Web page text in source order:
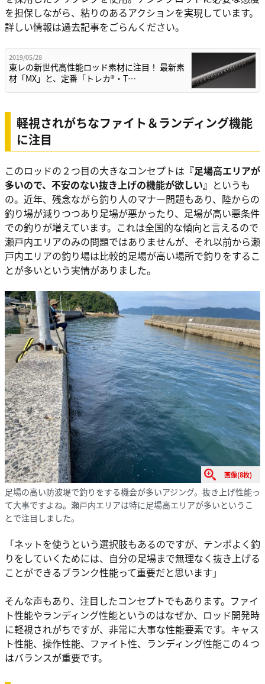
を担保しながら、粘りのあるアクションを実現しています。
詳しい情報は過去記事をごらんください。
2019/05/28
東レの新世代高性能ロッド素材に注目！ 最新素
材「MX」と、定番「トレカ®・T…
軽視されがちなファイト＆ランディング機能
に注目
このロッドの２つ目の大きなコンセプトは 『足場高エリアが
多いので、不安のない抜き上げの機能が欲しい』 というも
の。近年、残念ながら釣り人のマナー問題もあり、陸からの
釣り場が減りつつあり足場が悪かったり、足場が高い悪条件
での釣りが増えています。これは全国的な傾向と言えるので
瀬戸内エリアのみの問題ではありませんが、それ以前から瀬
戸内エリアの釣り場は比較的足場が高い場所で釣りをするこ
とが多いという実情がありました。
画像(8枚)
足場の高い防波堤で釣りをする機会が多いアジング。抜き上げ性能っ
て大事ですよね。瀬戸内エリアは特に足場高エリアが多いというこ
とで注目しました。
「ネットを使うという選択肢もあるのですが、テンポよく釣
りをしていくためには、自分の足場まで無理なく抜き上げる
ことができるブランク性能って重要だと思います」
そんな声もあり、注目したコンセプトでもあります。ファイ
ト性能やランディング性能というのはなぜか、ロッド開発時
に軽視されがちですが、非常に大事な性能要素です。キャス
ト性能、操作性能、ファイト性、ランディング性能この４つ
はバランスが重要です。